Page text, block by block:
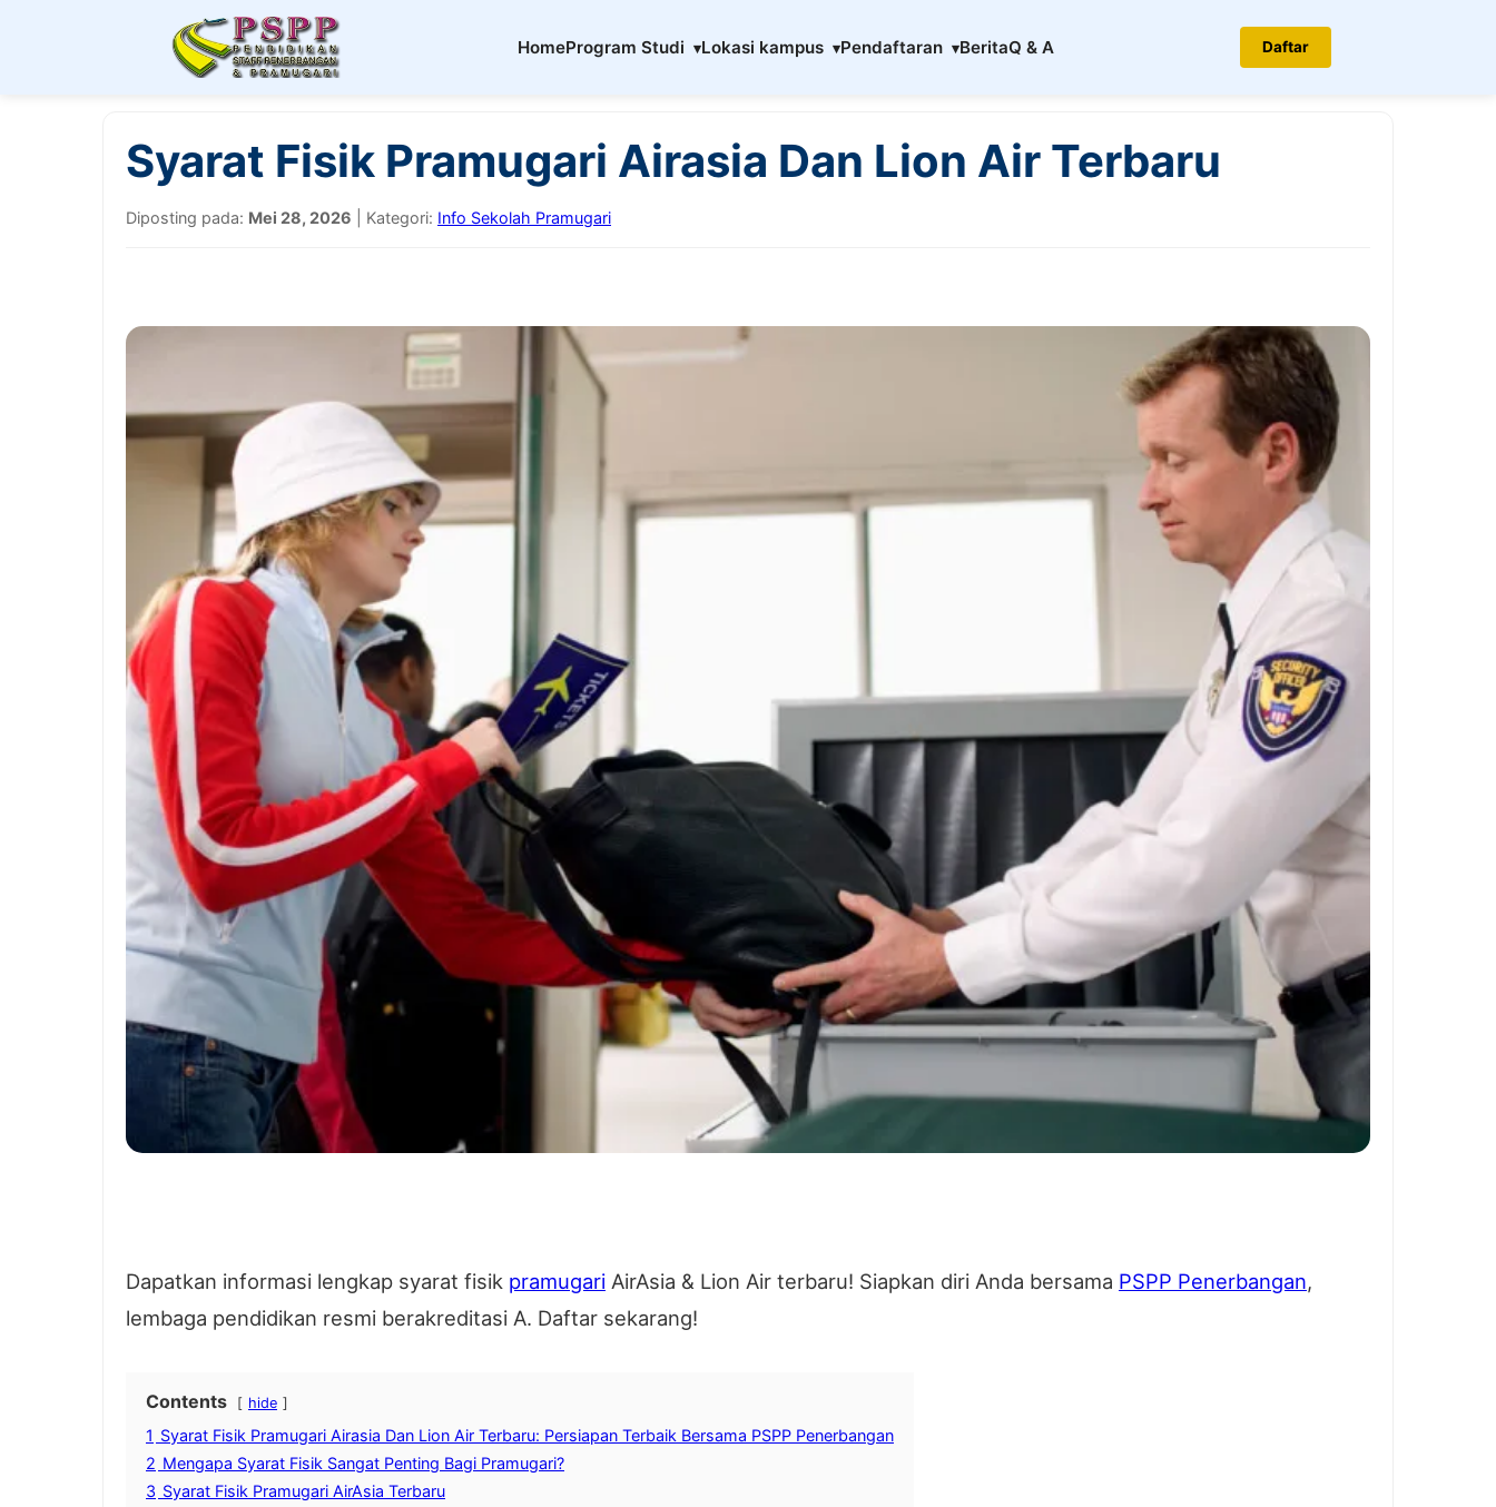
HomeProgram Studi Lokasi kampus Pendaftaran BeritaQ & A Daftar
Syarat Fisik Pramugari Airasia Dan Lion Air Terbaru
Diposting pada: Mei 28, 2026 | Kategori: Info Sekolah Pramugari
Dapatkan informasi lengkap syarat fisik pramugari AirAsia & Lion Air terbaru! Siapkan diri Anda bersama PSPP Penerbangan,
lembaga pendidikan resmi berakreditasi A. Daftar sekarang!
Contents hide
1 Syarat Fisik Pramugari Airasia Dan Lion Air Terbaru: Persiapan Terbaik Bersama PSPP Penerbangan
2 Mengapa Syarat Fisik Sangat Penting Bagi Pramugari?
3 Syarat Fisik Pramugari AirAsia Terbaru